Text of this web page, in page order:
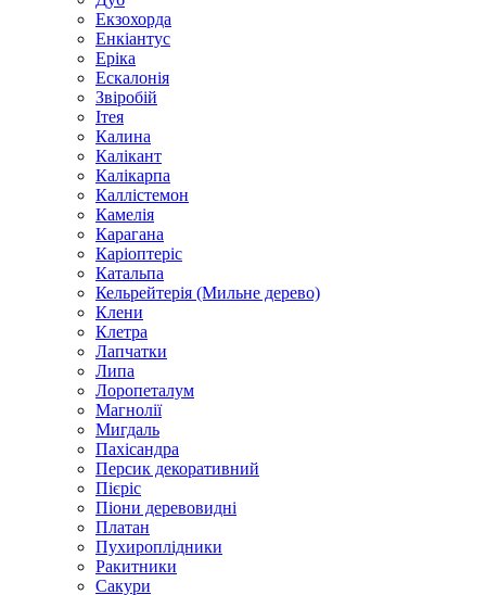
Екзохорда
Енкіантус
Еріка
Ескалонія
Звіробій
Ітея
Калина
Калікант
Калікарпа
Каллістемон
Камелія
Карагана
Каріоптеріс
Катальпа
Кельрейтерія (Мильне дерево)
Клени
Клетра
Лапчатки
Липа
Лоропеталум
Магнолії
Мигдаль
Пахісандра
Персик декоративний
Пієріс
Піони деревовидні
Платан
Пухироплідники
Ракитники
Сакури